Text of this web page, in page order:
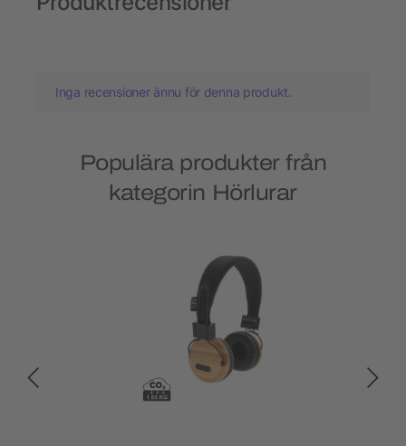
Inga recensioner ännu för denna produkt.
Populära produkter från
kategorin Hörlurar